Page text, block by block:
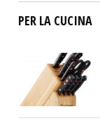
PER LA CUCINA